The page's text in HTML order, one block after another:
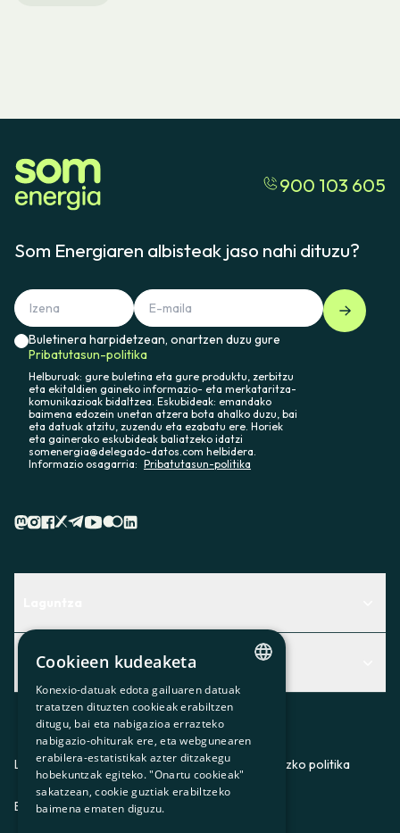
900 103 605
Som Energiaren albisteak jaso nahi dituzu?
Buletinera harpidetzean, onartzen duzu gure
Pribatutasun-politika
Helburuak: gure buletina eta gure produktu, zerbitzu
eta ekitaldien gaineko informazio- eta merkataritza-
komunikazioak bidaltzea. Eskubideak: emandako
baimena edozein unetan atzera bota ahalko duzu, bai
eta datuak atzitu, zuzendu eta ezabatu ere. Horiek
eta gainerako eskubideak baliatzeko idatzi
somenergia@delegado-datos.com helbidera.
Informazio osagarria: Pribatutasun-politika
Centro de Ayuda
Aurkitu zerbitzurik egokiena zuretzat
Contacto
Albisteak
Albisteak
Bazkideen txokoa
Prentsa
Gurekin lan egin
Lege-oharraPribatutasun-politikaCookieei buruzko politika
ES CAGLEU
CATALAN
SPANISH
GL
BASQUE
Cookieen kudeaketa
Konexio-datuak edota gailuaren datuak
tratatzen dituzten cookieak erabiltzen
ditugu, bai eta nabigazioa errazteko
nabigazio-ohiturak ere, eta webgunearen
erabilera-estatistikak azter ditzakegu
hobekuntzak egiteko. "Onartu cookieak"
sakatzean, cookie guztiak erabiltzeko
baimena ematen diguzu.